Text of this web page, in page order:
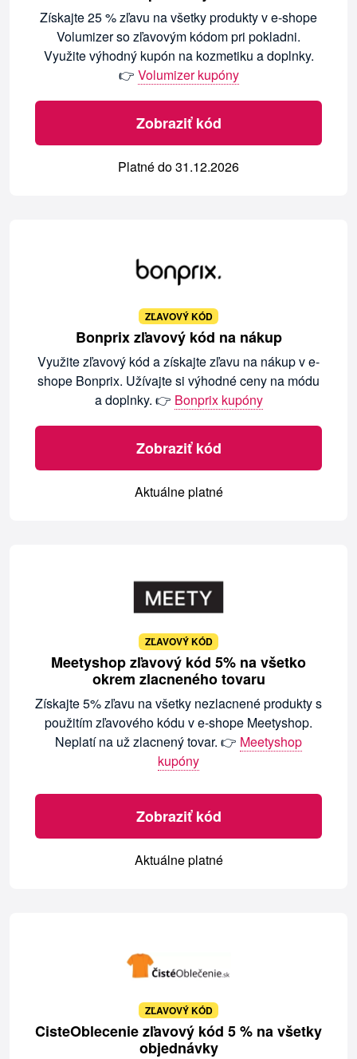
Získajte 25 % zľavu na všetky produkty v e-shope
Volumizer so zľavovým kódom pri pokladni.
Využite výhodný kupón na kozmetiku a doplnky.
👉 Volumizer kupóny
Zobraziť kód
Platné do 31.12.2026
ZĽAVOVÝ KÓD
Bonprix zľavový kód na nákup
Využite zľavový kód a získajte zľavu na nákup v e-
shope Bonprix. Užívajte si výhodné ceny na módu
a doplnky. 👉 Bonprix kupóny
Zobraziť kód
Aktuálne platné
ZĽAVOVÝ KÓD
Meetyshop zľavový kód 5% na všetko
okrem zlacneného tovaru
Získajte 5% zľavu na všetky nezlacnené produkty s
použitím zľavového kódu v e-shope Meetyshop.
Neplatí na už zlacnený tovar. 👉 Meetyshop
kupóny
Zobraziť kód
Aktuálne platné
ZĽAVOVÝ KÓD
CisteOblecenie zľavový kód 5 % na všetky
objednávky